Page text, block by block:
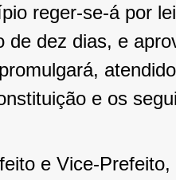
reger-se-á por
de dez dias, e
e os
e Vice-